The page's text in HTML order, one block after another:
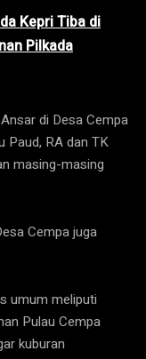
Kepri Tiba di
Pilkada
di Desa Cempa
Paud, RA dan TK
masing-masing
Cempa juga
umum meliputi
Pulau Cempa
kuburan